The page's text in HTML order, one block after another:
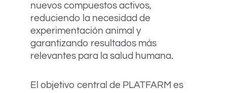
nuevos compuestos activos,
reduciendo la necesidad de
experimentación animal y
garantizando resultados más
relevantes para la salud humana.
El objetivo central de PLATFARM es